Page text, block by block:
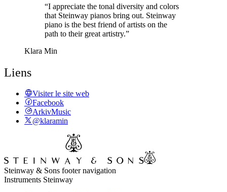
“I appreciate the tonal diversity and colors
that Steinway pianos bring out. Steinway
piano is the best friend of artists on the
path to their great artistry.”
Klara Min
Liens
Visiter le site web
Facebook
ArkivMusic
@klaramin
Steinway & Sons footer navigation
Instruments Steinway